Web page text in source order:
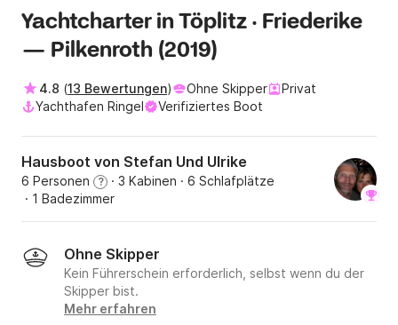
Yachtcharter in Töplitz · Friederike
— Pilkenroth (2019)
4.8 (13 Bewertungen) Ohne Skipper
Privat
Yachthafen Ringel
Verifiziertes Boot
Hausboot von Stefan Und Ulrike
6 Personen ? · 3 Kabinen · 6 Schlafplätze
· 1 Badezimmer
Ohne Skipper
Kein Führerschein erforderlich, selbst wenn du der
Skipper bist.
Mehr erfahren